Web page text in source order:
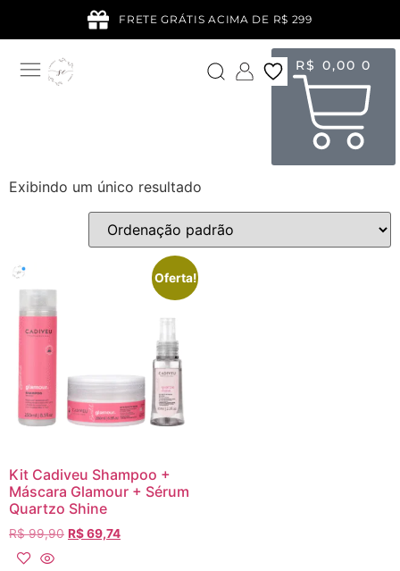
FRETE GRÁTIS ACIMA DE R$ 299
R$ 0,00 0
Exibindo um único resultado
Oferta!
Kit Cadiveu Shampoo +
Máscara Glamour + Sérum
Quartzo Shine
R$99,90 R$69,74